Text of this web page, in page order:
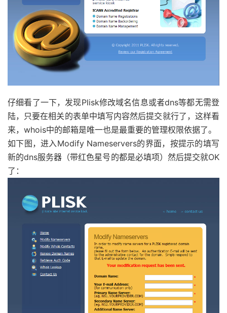
仔细看了一下，发现Plisk修改域名信息或者dns等都无需登
陆，只要在相关的表单中填写内容然后提交就行了，这样看
来，whois中的邮箱是唯一也是最重要的管理权限依据了。
如下图，进入Modify Nameservers的界面，按提示的填写
新的dns服务器（带红色星号的都是必填项）然后提交就OK
了：